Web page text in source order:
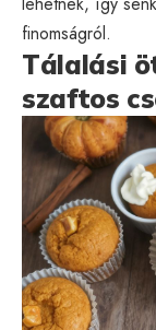
finomságról.
Tálalási
szaftos